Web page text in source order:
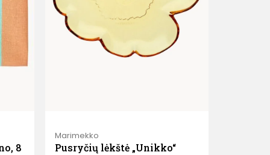
8
Marimekko
Pusryčių lėkštė „Unikko“